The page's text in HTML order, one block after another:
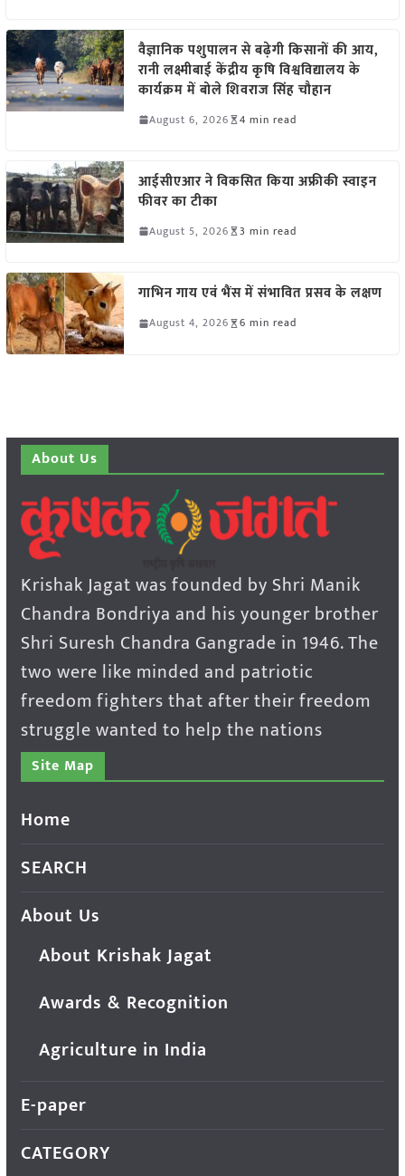
वैज्ञानिक पशुपालन से बढ़ेगी किसानों की आय,
रानी लक्ष्मीबाई केंद्रीय कृषि विश्वविद्यालय के
कार्यक्रम में बोले शिवराज सिंह चौहान
August 6, 2026 4 min read
आईसीएआर ने विकसित किया अफ्रीकी स्वाइन
फीवर का टीका
August 5, 2026 3 min read
गाभिन गाय एवं भैंस में संभावित प्रसव के लक्षण
August 4, 2026 6 min read
About Us
Krishak Jagat was founded by Shri Manik
Chandra Bondriya and his younger brother
Shri Suresh Chandra Gangrade in 1946. The
two were like minded and patriotic
freedom fighters that after their freedom
struggle wanted to help the nations
Site Map
Home
SEARCH
About Us
About Krishak Jagat
Awards & Recognition
Agriculture in India
E-paper
CATEGORY